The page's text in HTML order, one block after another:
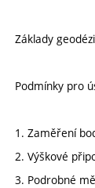
Základy
Podmínky pro
1. Zaměření
2. Výškové
3. Podrobné